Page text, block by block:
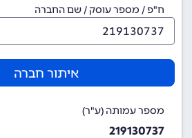
ח"פ / מספר עוסק / שם החברה
איתור חברה
מספר עמותה (ע"ר)
219130737